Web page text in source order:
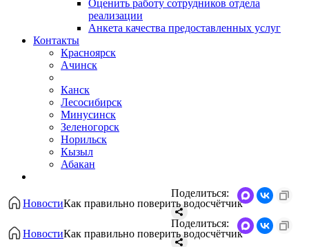
Оценить работу сотрудников отдела
реализации
Анкета качества предоставленных услуг
Контакты
Красноярск
Ачинск
Канск
Лесосибирск
Минусинск
Зеленогорск
Норильск
Кызыл
Абакан
НовостиКак правильно поверить водосчётчик
Поделиться:
НовостиКак правильно поверить водосчётчик
Поделиться: